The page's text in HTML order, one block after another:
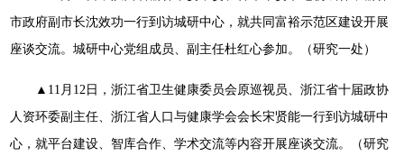
市政府副市长沈效功一行到访城研中心，就共同富裕示范区建设开展
座谈交流。城研中心党组成员、副主任杜红心参加。（研究一处）
▲11月12日，浙江省卫生健康委员会原巡视员、浙江省十届政协
人资环委副主任、浙江省人口与健康学会会长宋贤能一行到访城研中
心，就平台建设、智库合作、学术交流等内容开展座谈交流。（研究